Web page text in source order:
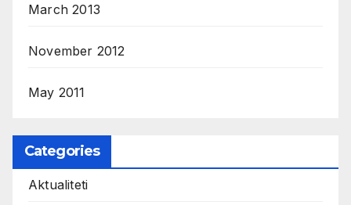
March 2013
November 2012
May 2011
Categories
Aktualiteti